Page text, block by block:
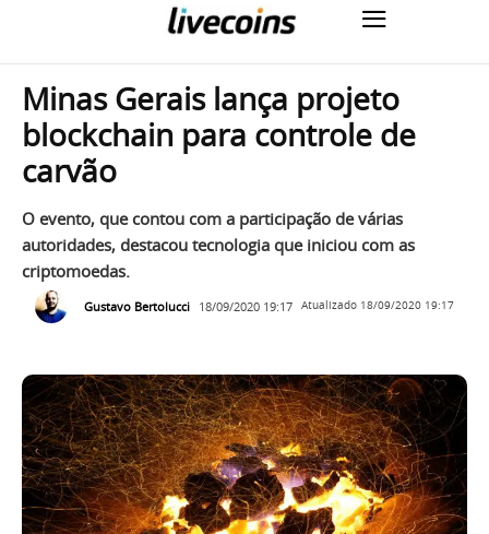
Minas Gerais lança projeto
blockchain para controle de
carvão
O evento, que contou com a participação de várias
autoridades, destacou tecnologia que iniciou com as
criptomoedas.
Gustavo Bertolucci 18/09/2020 19:17 Atualizado 18/09/2020 19:17